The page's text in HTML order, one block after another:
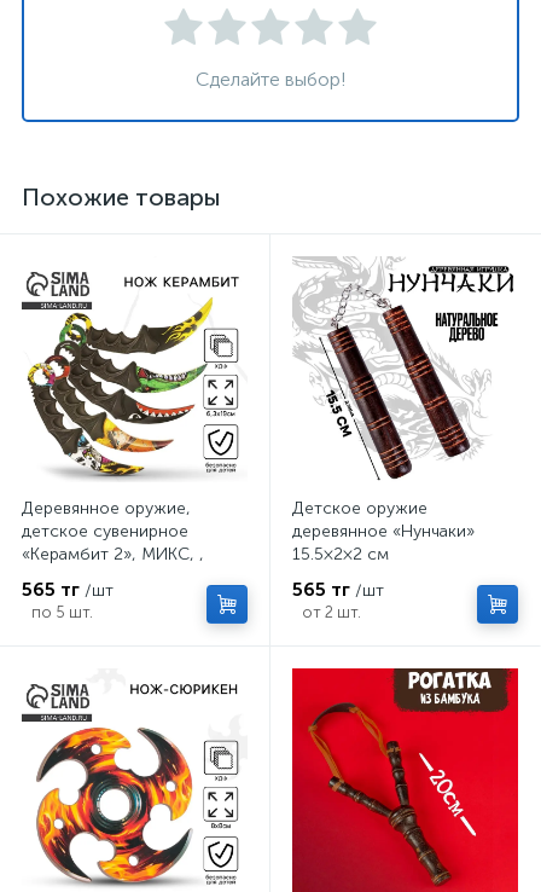
Сделайте выбор!
Похожие товары
Деревянное оружие,
детское сувенирное
«Керамбит 2», МИКС, ,
565 тг /шт
по 5 шт.
Детское оружие
деревянное «Нунчаки»
15.5×2×2 см
565 тг /шт
от 2 шт.